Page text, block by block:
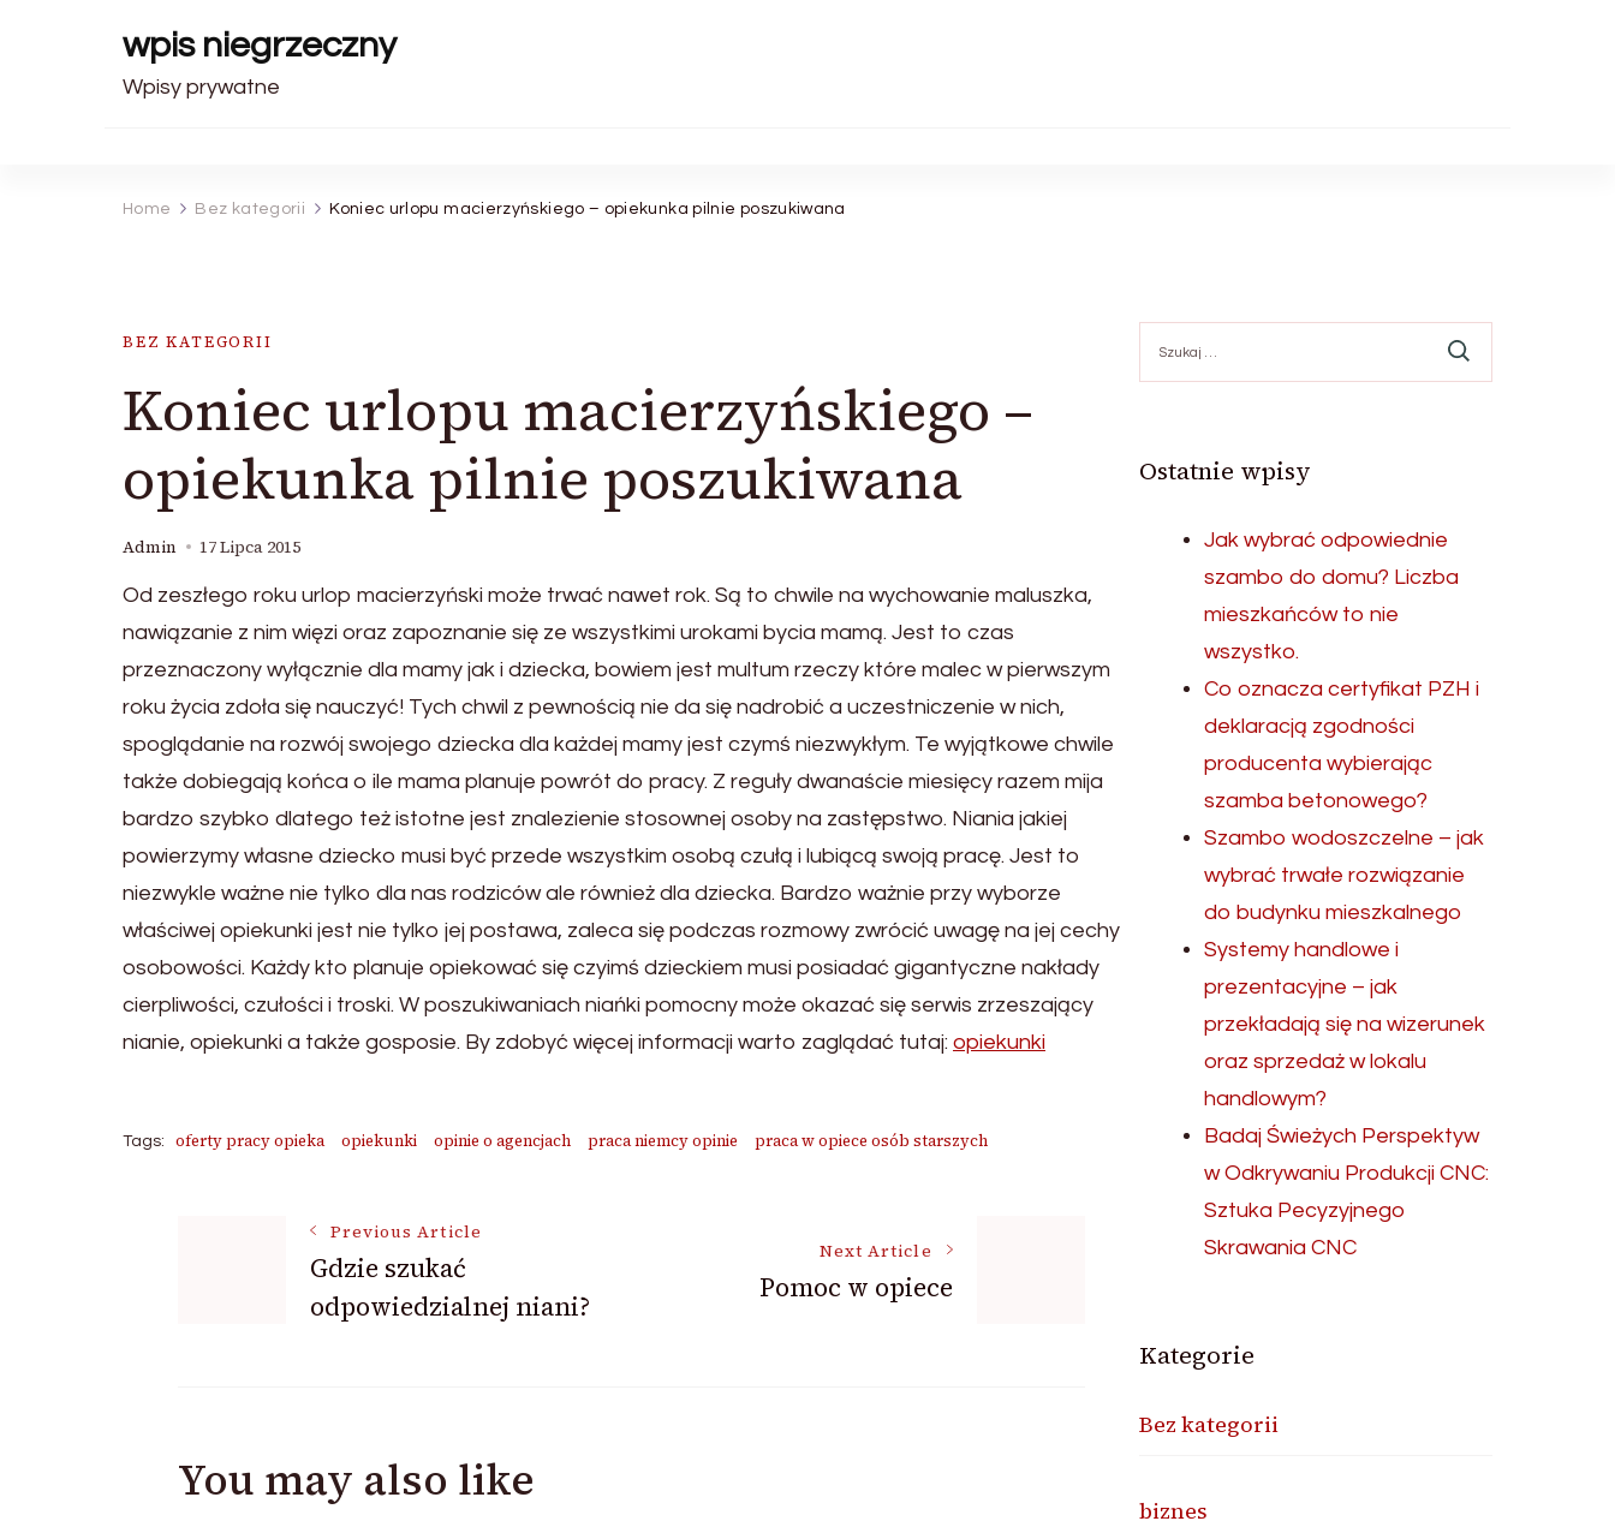
wpis niegrzeczny
Wpisy prywatne
Home Bez kategorii Koniec urlopu macierzyńskiego – opiekunka pilnie poszukiwana
BEZ KATEGORII
Koniec urlopu macierzyńskiego –
opiekunka pilnie poszukiwana
Admin 17 Lipca 2015
Od zeszłego roku urlop macierzyński może trwać nawet rok. Są to chwile na wychowanie maluszka,
nawiązanie z nim więzi oraz zapoznanie się ze wszystkimi urokami bycia mamą. Jest to czas
przeznaczony wyłącznie dla mamy jak i dziecka, bowiem jest multum rzeczy które malec w pierwszym
roku życia zdoła się nauczyć! Tych chwil z pewnością nie da się nadrobić a uczestniczenie w nich,
spoglądanie na rozwój swojego dziecka dla każdej mamy jest czymś niezwykłym. Te wyjątkowe chwile
także dobiegają końca o ile mama planuje powrót do pracy. Z reguły dwanaście miesięcy razem mija
bardzo szybko dlatego też istotne jest znalezienie stosownej osoby na zastępstwo. Niania jakiej
powierzymy własne dziecko musi być przede wszystkim osobą czułą i lubiącą swoją pracę. Jest to
niezwykle ważne nie tylko dla nas rodziców ale również dla dziecka. Bardzo ważnie przy wyborze
właściwej opiekunki jest nie tylko jej postawa, zaleca się podczas rozmowy zwrócić uwagę na jej cechy
osobowości. Każdy kto planuje opiekować się czyimś dzieckiem musi posiadać gigantyczne nakłady
cierpliwości, czułości i troski. W poszukiwaniach niańki pomocny może okazać się serwis zrzeszający
nianie, opiekunki a także gosposie. By zdobyć więcej informacji warto zaglądać tutaj: opiekunki
Tags: oferty pracy opieka opiekunki opinie o agencjach praca niemcy opinie praca w opiece osób starszych
Navigation
Previous Article
Gdzie szukać
odpowiedzialnej niani?
Next Article
Pomoc w opiece
You may also like
Ostatnie wpisy
Jak wybrać odpowiednie
szambo do domu? Liczba
mieszkańców to nie
wszystko.
Co oznacza certyfikat PZH i
deklaracją zgodności
producenta wybierając
szamba betonowego?
Szambo wodoszczelne – jak
wybrać trwałe rozwiązanie
do budynku mieszkalnego
Systemy handlowe i
prezentacyjne – jak
przekładają się na wizerunek
oraz sprzedaż w lokalu
handlowym?
Badaj Świeżych Perspektyw
w Odkrywaniu Produkcji CNC:
Sztuka Pecyzyjnego
Skrawania CNC
Kategorie
Bez kategorii
biznes